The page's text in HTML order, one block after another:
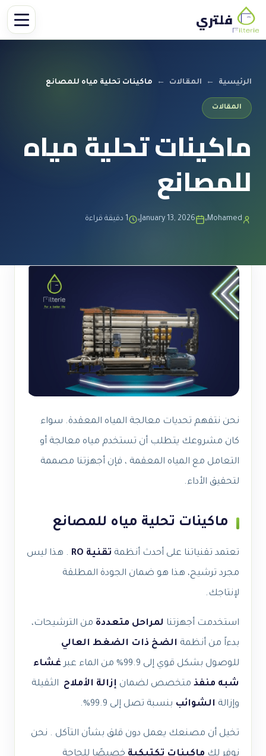
فلتري
الرئيسية ← المقالات ← ماكينات تحلية مياه للمصانع
المقالات
ماكينات تحلية مياه
للمصانع
Mohamed
January 13, 2026 1 دقيقة قراءة
نحن نتفهم تحديات معالجة المياه المعقدة. سواء
كان مشروعك يتطلب أن تستخدم مياه معالجة أو
التعامل مع المياه المعقمة ، فإن أجهزتنا مصممة
لتحقيق الأداء.
ماكينات تحلية مياه للمصانع
تعتمد تقنياتنا على أحدث أنظمة تقنية RO . هذا ليس
مجرد ترشيح، هذا هو ضمان الجودة المطلقة
لإنتاجك.
استخدمت أجهزتنا لمراحل متعددة من الترشيحات،
بدءاً من أنظمة الضخ ذات الضغط العالي
للوصول بشكل قوي إلى 99.9% من الماء عبر
غشاء
شبه منفذ متخصص لضمان إزالة الأملاح الثقيلة
وإزالة الشوائب بنسبة تصل إلى 99.9%.
تخيل أن مصنعك يعمل دون قلق بشأن التآكل . نحن
نوفر لك ماكينات تكتيكية خصيصًا للحاجة